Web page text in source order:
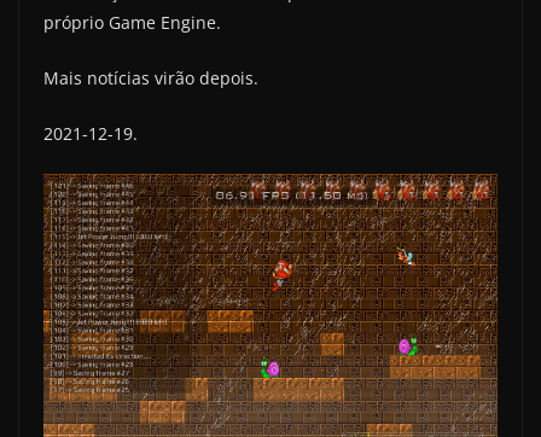
próprio Game Engine.
Mais notícias virão depois.
2021-12-19.